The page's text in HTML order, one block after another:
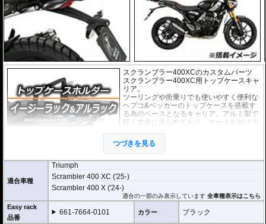
スクランブラー400XCのカスタムパーツ
スクランブラー400XC用トップケースキャ
リア。
ツーリングや街乗りでも使いやすく便利な
ヘプコ&ベッカーのトップケースを搭載す
る為のベースとなるキャリア。アルミ製で
軽く丈夫に造られており、ケースを付けて
込むデザインです。
２種類のホルダーをラインナップ。
ヘプコ&ベッカーのトップケースを安全に取り付けるための位置決めガイド
(垂直に立っている部分)が、折りたたみタイプと固定タイプの2種類をラインナ
ップ。お客様の使用スタイルによってお選びいただけます。
折りたたみタイプ Easy rack / イージーラック
位置決めガイドが折りたたみ式のため、簡単にフラットな簡易キャリアとなり
ます。
トップケースを必要としないような、ちょっとした荷物を載せる場合に便利で
つづきを見る
適合車種
Triumph
Scrambler 400 XC ('25-)
Scrambler 400 X ('24-)
適合の一部のみ表示しています全車種表示はこちら
Easy rack
品番
661-7664-0101 カラー
ブラック